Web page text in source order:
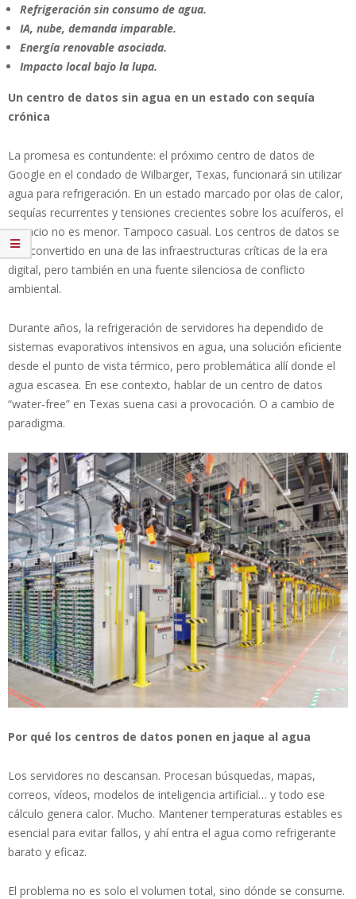
Refrigeración sin consumo de agua.
IA, nube, demanda imparable.
Energía renovable asociada.
Impacto local bajo la lupa.
Un centro de datos sin agua en un estado con sequía
crónica
La promesa es contundente: el próximo centro de datos de
Google en el condado de Wilbarger, Texas, funcionará sin utilizar
agua para refrigeración. En un estado marcado por olas de calor,
sequías recurrentes y tensiones crecientes sobre los acuíferos, el
anuncio no es menor. Tampoco casual. Los centros de datos se
han convertido en una de las infraestructuras críticas de la era
digital, pero también en una fuente silenciosa de conflicto
ambiental.
Durante años, la refrigeración de servidores ha dependido de
sistemas evaporativos intensivos en agua, una solución eficiente
desde el punto de vista térmico, pero problemática allí donde el
agua escasea. En ese contexto, hablar de un centro de datos
“water-free” en Texas suena casi a provocación. O a cambio de
paradigma.
Por qué los centros de datos ponen en jaque al agua
Los servidores no descansan. Procesan búsquedas, mapas,
correos, vídeos, modelos de inteligencia artificial… y todo ese
cálculo genera calor. Mucho. Mantener temperaturas estables es
esencial para evitar fallos, y ahí entra el agua como refrigerante
barato y eficaz.
El problema no es solo el volumen total, sino dónde se consume.